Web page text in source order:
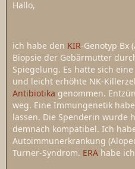
Hallo,
ich habe den KIR-Genotyp Bx
Biopsie der Gebärmutter
Spiegelung. Es hatte sich
und leicht erhöhte NK-
Antibiotika genommen.
weg. Eine Immungenetik
lassen. Die Spenderin wurde
demnach kompatibel. Ich
Autoimmunerkrankung
Turner-Syndrom. ERA habe